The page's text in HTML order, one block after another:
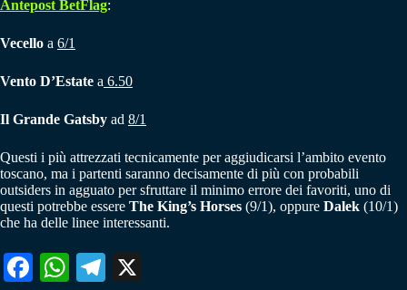
Antepost BetFlag:
Vecello a 6/1
Vento D’Estate a 6.50
Il Grande Gatsby ad 8/1
Questi i più attrezzati tecnicamente per aggiudicarsi l’ambito evento
toscano, ma i partenti saranno decisamente di più con probabili
outsiders in agguato per sfruttare il minimo errore dei favoriti, uno di
questi potrebbe essere The King’s Horses (9/1), oppure Dalek (10/1)
che ha delle linee interessanti.
Fa W
Te